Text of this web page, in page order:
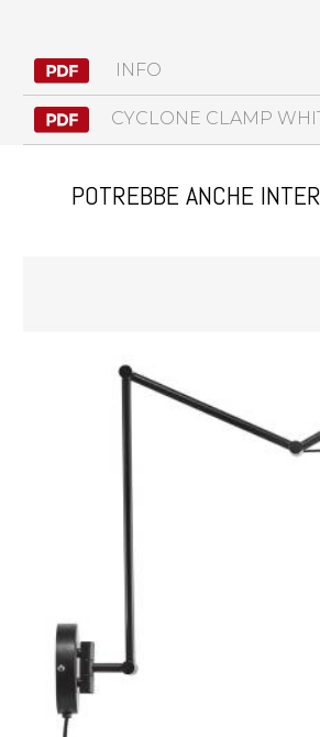
INFO
CYCLONE CLAMP
POTREBBE ANCHE